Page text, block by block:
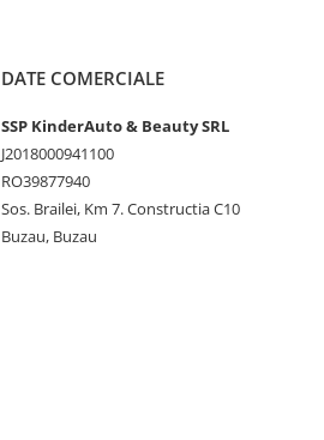
DATE COMERCIALE
SSP KinderAuto & Beauty SRL
J2018000941100
RO39877940
Sos. Brailei, Km 7. Constructia C10
Buzau, Buzau